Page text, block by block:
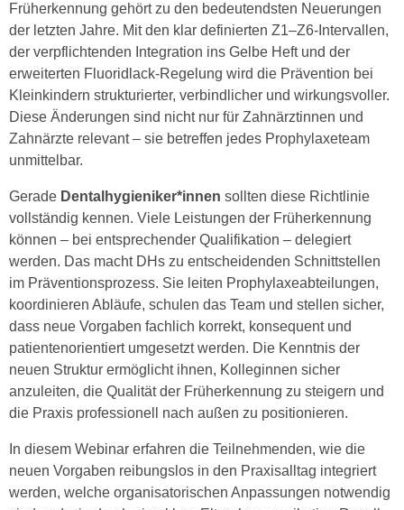
Früherkennung gehört zu den bedeutendsten Neuerungen
der letzten Jahre. Mit den klar definierten Z1–Z6-Intervallen,
der verpflichtenden Integration ins Gelbe Heft und der
erweiterten Fluoridlack-Regelung wird die Prävention bei
Kleinkindern strukturierter, verbindlicher und wirkungsvoller.
Diese Änderungen sind nicht nur für Zahnärztinnen und
Zahnärzte relevant – sie betreffen jedes Prophylaxeteam
unmittelbar.
Gerade Dentalhygieniker*innen sollten diese Richtlinie
vollständig kennen. Viele Leistungen der Früherkennung
können – bei entsprechender Qualifikation – delegiert
werden. Das macht DHs zu entscheidenden Schnittstellen
im Präventionsprozess. Sie leiten Prophylaxeabteilungen,
koordinieren Abläufe, schulen das Team und stellen sicher,
dass neue Vorgaben fachlich korrekt, konsequent und
patientenorientiert umgesetzt werden. Die Kenntnis der
neuen Struktur ermöglicht ihnen, Kolleginnen sicher
anzuleiten, die Qualität der Früherkennung zu steigern und
die Praxis professionell nach außen zu positionieren.
In diesem Webinar erfahren die Teilnehmenden, wie die
neuen Vorgaben reibungslos in den Praxisalltag integriert
werden, welche organisatorischen Anpassungen notwendig